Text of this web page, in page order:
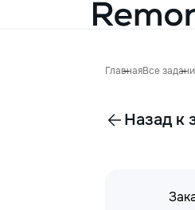
ГлавнаяВсе
Назад к